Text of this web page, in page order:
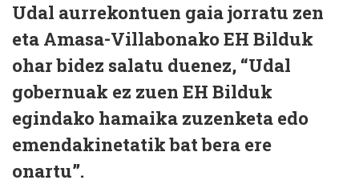
Udal aurrekontuen gaia jorratu zen
eta Amasa-Villabonako EH Bilduk
ohar bidez salatu duenez, “Udal
gobernuak ez zuen EH Bilduk
egindako hamaika zuzenketa edo
emendakinetatik bat bera ere
onartu”.